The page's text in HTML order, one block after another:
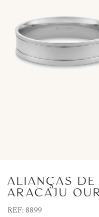
ALIANÇAS DE
ARACAJU
REF: 8899